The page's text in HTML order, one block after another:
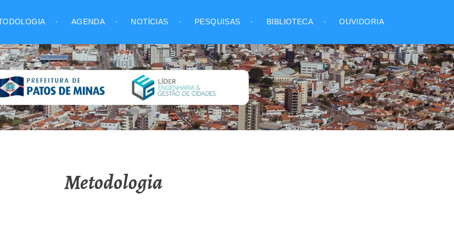
AGENDA NOTÍCIAS PESQUISAS BIBLIOTECA OUVIDORIA
Metodologia